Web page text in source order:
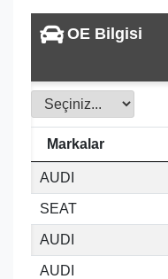
OE Bilgisi
Markalar
AUDI
SEAT
AUDI
AUDI